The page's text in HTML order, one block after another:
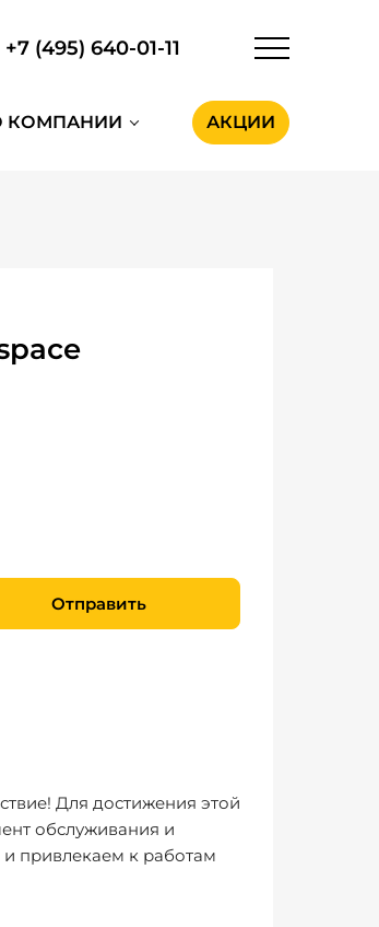
+7 (495) 640-01-11
КОМПАНИИ АКЦИИ
Отправить
Для достижения этой
обслуживания и
привлекаем к работам